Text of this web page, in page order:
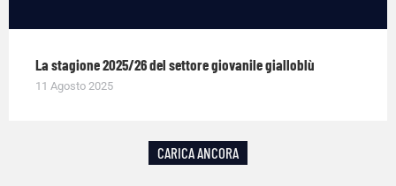
La stagione 2025/26 del settore giovanile gialloblù
11 Agosto 2025
CARICA ANCORA